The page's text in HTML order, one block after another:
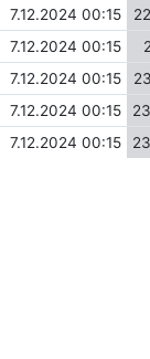
7.12.2024 00:15
7.12.2024 00:15
7.12.2024 00:15
7.12.2024 00:15
7.12.2024 00:15